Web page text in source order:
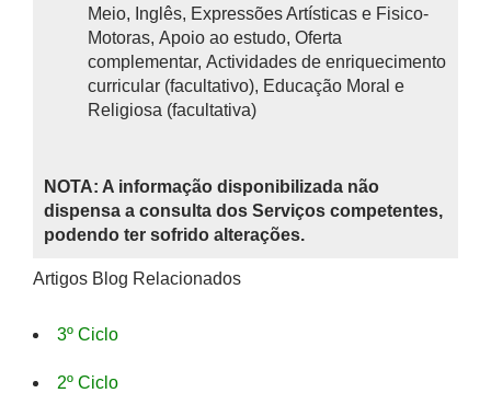
Meio, Inglês, Expressões Artísticas e Fisico-
Motoras, Apoio ao estudo, Oferta
complementar, Actividades de enriquecimento
curricular (facultativo), Educação Moral e
Religiosa (facultativa)
NOTA: A informação disponibilizada não
dispensa a consulta dos Serviços competentes,
podendo ter sofrido alterações.
Artigos Blog Relacionados
3º Ciclo
2º Ciclo